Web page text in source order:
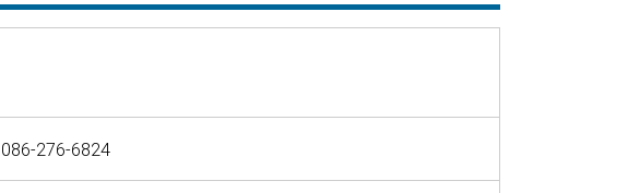
086-276-6824